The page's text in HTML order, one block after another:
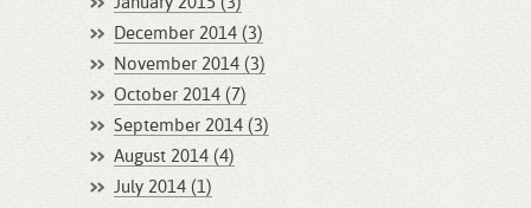
December 2014 (3)
November 2014 (3)
October 2014 (7)
September 2014 (3)
August 2014 (4)
July 2014 (1)